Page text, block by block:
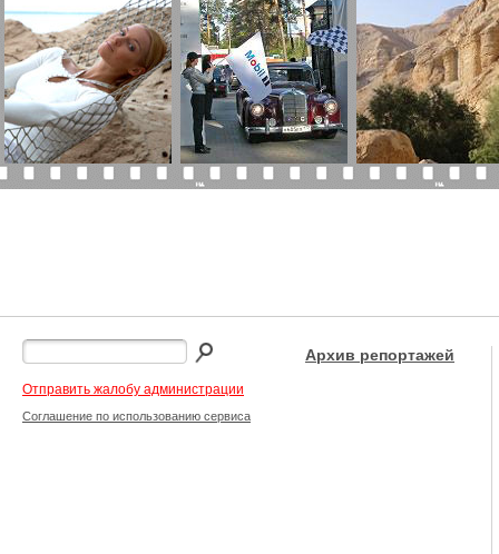
Отправить жалобу администрации
Соглашение по использованию сервиса
Архив репортажей